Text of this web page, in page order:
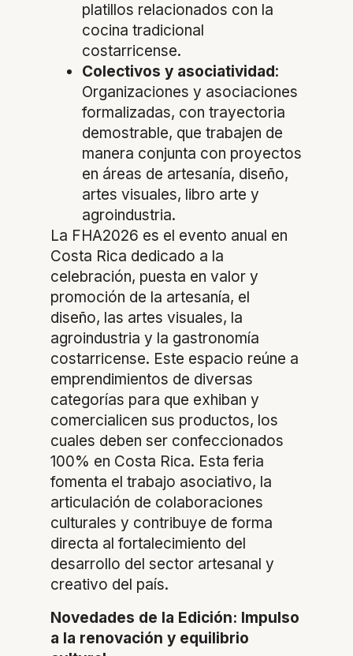
platillos relacionados con la
cocina tradicional
costarricense.
Colectivos y asociatividad:
Organizaciones y asociaciones
formalizadas, con trayectoria
demostrable, que trabajen de
manera conjunta con proyectos
en áreas de artesanía, diseño,
artes visuales, libro arte y
agroindustria.
La FHA2026 es el evento anual en
Costa Rica dedicado a la
celebración, puesta en valor y
promoción de la artesanía, el
diseño, las artes visuales, la
agroindustria y la gastronomía
costarricense. Este espacio reúne a
emprendimientos de diversas
categorías para que exhiban y
comercialicen sus productos, los
cuales deben ser confeccionados
100% en Costa Rica. Esta feria
fomenta el trabajo asociativo, la
articulación de colaboraciones
culturales y contribuye de forma
directa al fortalecimiento del
desarrollo del sector artesanal y
creativo del país.
Novedades de la Edición: Impulso
a la renovación y equilibrio